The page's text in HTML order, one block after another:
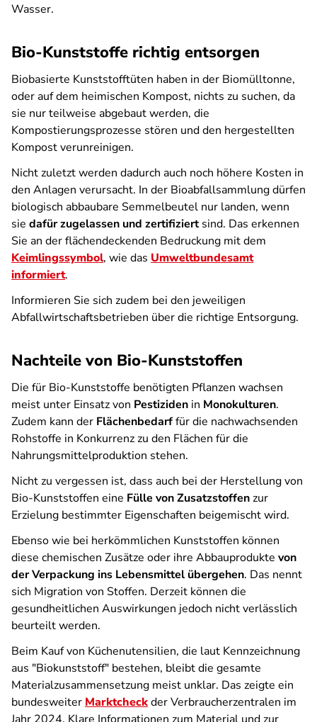
Wasser.
Bio-Kunststoffe richtig entsorgen
Biobasierte Kunststofftüten haben in der Biomülltonne,
oder auf dem heimischen Kompost, nichts zu suchen, da
sie nur teilweise abgebaut werden, die
Kompostierungsprozesse stören und den hergestellten
Kompost verunreinigen.
Nicht zuletzt werden dadurch auch noch höhere Kosten in
den Anlagen verursacht. In der Bioabfallsammlung dürfen
biologisch abbaubare Semmelbeutel nur landen, wenn
sie dafür zugelassen und zertifiziertsind. Das erkennen
Sie an der flächendeckenden Bedruckung mit dem
Keimlingssymbol, wie das Umweltbundesamt
informiert.
Informieren Sie sich zudem bei den jeweiligen
Abfallwirtschaftsbetrieben über die richtige Entsorgung.
Nachteile von Bio-Kunststoffen
Die für Bio-Kunststoffe benötigten Pflanzen wachsen
meist unter Einsatz von Pestiziden in Monokulturen.
Zudem kann der Flächenbedarffür die nachwachsenden
Rohstoffe in Konkurrenz zu den Flächen für die
Nahrungsmittelproduktion stehen.
Nicht zu vergessen ist, dass auch bei der Herstellung von
Bio-Kunststoffen eine Fülle von Zusatzstoffenzur
Erzielung bestimmter Eigenschaften beigemischt wird.
Ebenso wie bei herkömmlichen Kunststoffen können
diese chemischen Zusätze oder ihre Abbauprodukte von
der Verpackung ins Lebensmittel übergehen. Das nennt
sich Migration von Stoffen. Derzeit können die
gesundheitlichen Auswirkungen jedoch nicht verlässlich
beurteilt werden.
Beim Kauf von Küchenutensilien, die laut Kennzeichnung
aus "Biokunststoff" bestehen, bleibt die gesamte
Materialzusammensetzung meist unklar. Das zeigte ein
bundesweiter Marktcheckder Verbraucherzentralen im